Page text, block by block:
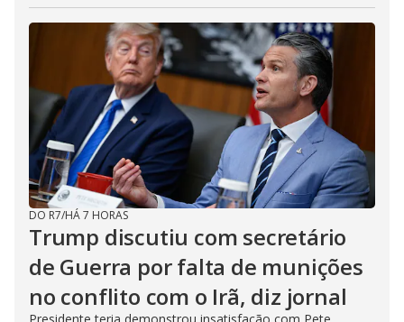
DO R7/HÁ 7 HORAS
Trump discutiu com secretário
de Guerra por falta de munições
no conflito com o Irã, diz jornal